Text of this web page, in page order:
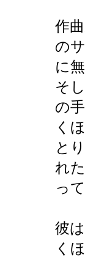
作
の
に
そ
の
く
と
れ
っ
彼
く